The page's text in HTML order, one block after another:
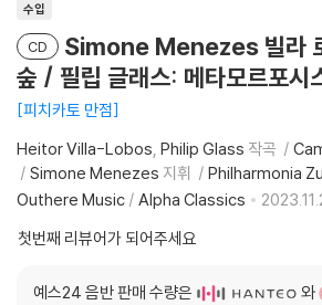
수입
CD
Simone Menezes 빌라
숲 / 필립 글래스: 메타모르포
피치카토 만점
Heitor Villa-Lobos Philip Glass 작곡
Simone Menezes 지휘 Philharmonia
Outhere Music / Alpha Classics
첫번째 리뷰어가 되어주세요
예스24 음반 판매 수량은 와